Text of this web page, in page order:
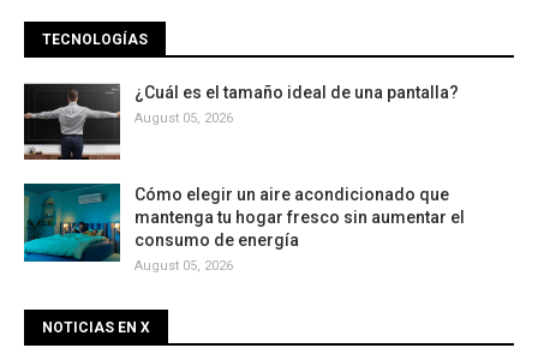
TECNOLOGÍAS
¿Cuál es el tamaño ideal de una pantalla?
August 05, 2026
Cómo elegir un aire acondicionado que
mantenga tu hogar fresco sin aumentar el
consumo de energía
August 05, 2026
NOTICIAS EN X